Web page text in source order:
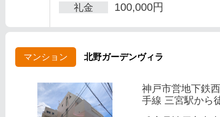
礼金 100,000円
マンション 北野ガーデンヴィラ
神戸市営地下鉄
手線 三宮駅から